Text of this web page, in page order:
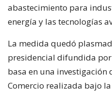
abastecimiento para
energía y las tecnologías
La medida quedó
presidencial difundida por
basa en una investigación
Comercio realizada bajo